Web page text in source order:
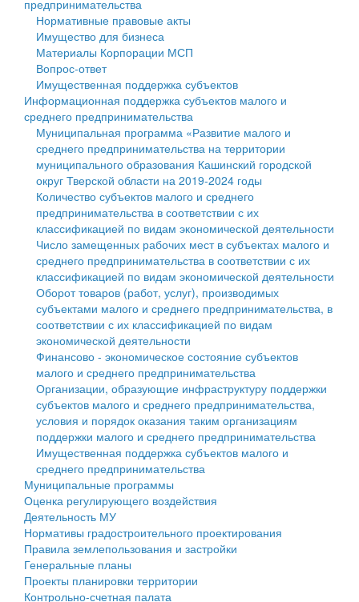
Государственные услуги
Промышленность и АПК
Экономика и бизнес
...
Символика
Устав
Гостям округа
Туризм
Культура
Образование
Здравоохранение
Социальная защита
Фотоальбом
муниципального округа Тверской области
Администрация Кашинского муниципального округа
Тверской области
Управление сельскими территориями
Открытые данные
Работа с обращениями граждан
Муниципальный контроль
Муниципальные услуги
Проекты административных регламентов
Антимонопольный комплаенс
Противодействие коррупции
Финансовое управление
Бюджет для граждан
Имущество
Выявление правообладателей ранее учтенных
объектов недвижимости
Имущественная поддержка субъектов малого и
среднего предпринимательства
Информационная поддержка субъектов малого и
среднего предпринимательства
Муниципальные программы
Контрольно-счетная палата
Персональные данные
Оценка регулирующего воздействия
Деятельность МУ
Нормативы градостроительного проектирования
Правила землепользования и застройки
Генеральные планы
Проекты планировки территории
предпринимательства
Нормативные правовые акты
Имущество для бизнеса
Материалы Корпорации МСП
Вопрос-ответ
Имущественная поддержка субъектов
Информационная поддержка субъектов малого и
среднего предпринимательства
Муниципальная программа «Развитие малого и
среднего предпринимательства на территории
муниципального образования Кашинский городской
округ Тверской области на 2019-2024 годы
Количество субъектов малого и среднего
предпринимательства в соответствии с их
классификацией по видам экономической деятельности
Число замещенных рабочих мест в субъектах малого и
среднего предпринимательства в соответствии с их
классификацией по видам экономической деятельности
Оборот товаров (работ, услуг), производимых
субъектами малого и среднего предпринимательства, в
соответствии с их классификацией по видам
экономической деятельности
Финансово - экономическое состояние субъектов
малого и среднего предпринимательства
Организации, образующие инфраструктуру поддержки
субъектов малого и среднего предпринимательства,
условия и порядок оказания таким организациям
поддержки малого и среднего предпринимательства
Имущественная поддержка субъектов малого и
среднего предпринимательства
Муниципальные программы
Оценка регулирующего воздействия
Деятельность МУ
Нормативы градостроительного проектирования
Правила землепользования и застройки
Генеральные планы
Проекты планировки территории
Контрольно-счетная палата